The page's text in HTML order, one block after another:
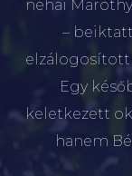
néhai
–
elzálogosított
Egy
keletkezett
hanem